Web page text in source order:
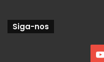
Siga-nos